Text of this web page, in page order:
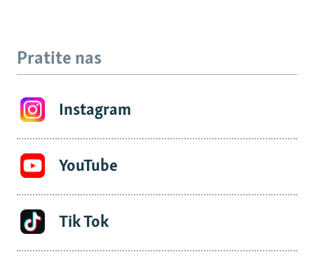
Pratite nas
Instagram
YouTube
Tik Tok